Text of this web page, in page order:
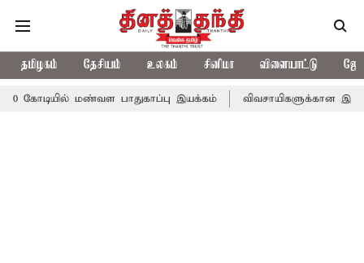
தமிழகம் தேசியம் உலகம் சினிமா விளையாட்டு
மண்வள பாதுகாப்பு இயக்கம் விவசாயிகளுக்கான இலவச